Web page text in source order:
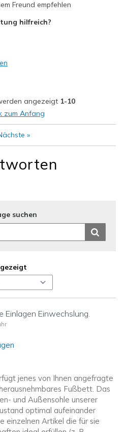
Shoes
Freund empfehlen
hilfreich?
angezeigt 1-10
zum Anfang
»
suchen
Einlagen Einwechslung.
jenes von Ihnen angefragte
Fußbett. Das
und Außensohle unserer
optimal aufeinander
einzelnen Artikel die für sie